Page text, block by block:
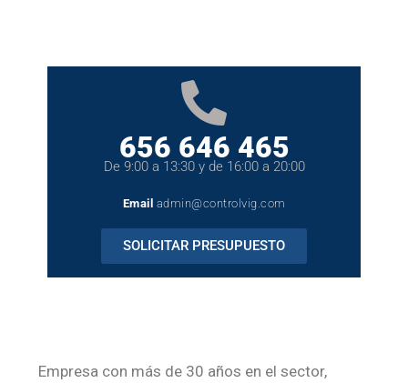
656 646 465
De 9:00 a 13:30 y de 16:00 a 20:00
Email admin@controlvig.com
SOLICITAR PRESUPUESTO
Empresa con más de 30 años en el sector,